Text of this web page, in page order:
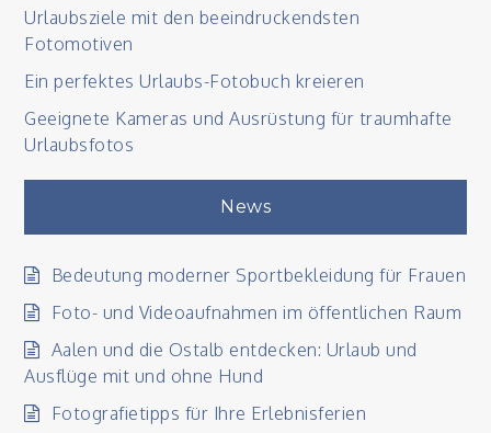
Urlaubsziele mit den beeindruckendsten
Fotomotiven
Ein perfektes Urlaubs-Fotobuch kreieren
Geeignete Kameras und Ausrüstung für traumhafte
Urlaubsfotos
News
Bedeutung moderner Sportbekleidung für Frauen
Foto- und Videoaufnahmen im öffentlichen Raum
Aalen und die Ostalb entdecken: Urlaub und
Ausflüge mit und ohne Hund
Fotografietipps für Ihre Erlebnisferien